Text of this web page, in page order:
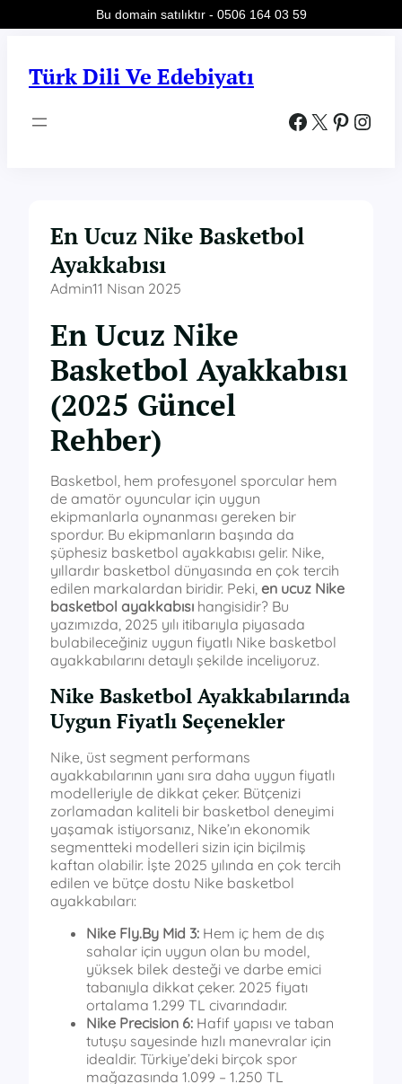
Türk Dili Ve Edebiyatı
Facebook X Pinterest Instagram
En Ucuz Nike Basketbol
Ayakkabısı
Admin11 Nisan 2025
En Ucuz Nike
Basketbol Ayakkabısı
(2025 Güncel
Rehber)
Basketbol, hem profesyonel sporcular hem
de amatör oyuncular için uygun
ekipmanlarla oynanması gereken bir
spordur. Bu ekipmanların başında da
şüphesiz basketbol ayakkabısı gelir. Nike,
yıllardır basketbol dünyasında en çok tercih
edilen markalardan biridir. Peki, en ucuz Nike
basketbol ayakkabısı hangisidir? Bu
yazımızda, 2025 yılı itibarıyla piyasada
bulabileceğiniz uygun fiyatlı Nike basketbol
ayakkabılarını detaylı şekilde inceliyoruz.
Nike Basketbol Ayakkabılarında
Uygun Fiyatlı Seçenekler
Nike, üst segment performans
ayakkabılarının yanı sıra daha uygun fiyatlı
modelleriyle de dikkat çeker. Bütçenizi
zorlamadan kaliteli bir basketbol deneyimi
yaşamak istiyorsanız, Nike’ın ekonomik
segmentteki modelleri sizin için biçilmiş
kaftan olabilir. İşte 2025 yılında en çok tercih
edilen ve bütçe dostu Nike basketbol
ayakkabıları:
Nike Fly.By Mid 3: Hem iç hem de dış
sahalar için uygun olan bu model,
yüksek bilek desteği ve darbe emici
tabanıyla dikkat çeker. 2025 fiyatı
ortalama 1.299 TL civarındadır.
Nike Precision 6: Hafif yapısı ve taban
tutuşu sayesinde hızlı manevralar için
idealdir. Türkiye’deki birçok spor
mağazasında 1.099 – 1.250 TL
Bu domain satılıktır - 0506 164 03 59